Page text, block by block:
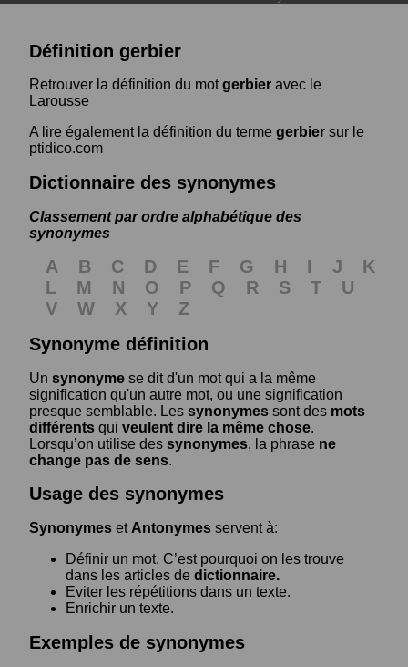
Définition gerbier
Retrouver la définition du motgerbier avec le
Larousse
A lire également la définition du terme gerbier sur le
ptidico.com
Dictionnaire des synonymes
Classement par ordre alphabétique des
synonymes
A B C D E F G H I J
K
L
M N O P Q R S T
U
V
W X Y
Z
Synonyme définition
Un synonyme se dit d'un mot qui a la même
signification qu'un autre mot, ou une signification
presque semblable. Les synonymes sont des mots
différents qui veulent dire la même chose.
Lorsqu’on utilise des synonymes, la phrase ne
change pas de sens.
Usage des synonymes
Synonymes et Antonymes servent à:
Définir un mot. C’est pourquoi on les trouve
dans les articles de dictionnaire.
Eviter les répétitions dans un texte.
Enrichir un texte.
Exemples de synonymes